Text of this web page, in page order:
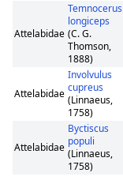
Attelabidae
Temnocerus
longiceps
(C. G.
Thomson,
1888)
Attelabidae
Involvulus
cupreus
(Linnaeus,
1758)
Attelabidae
Byctiscus
populi
(Linnaeus,
1758)